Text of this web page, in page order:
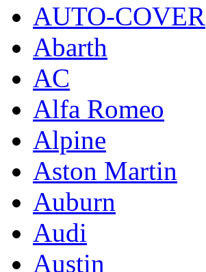
AUTO-COVER
Abarth
AC
Alfa Romeo
Alpine
Aston Martin
Auburn
Audi
Austin